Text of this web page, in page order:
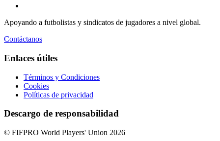
Apoyando a futbolistas y sindicatos de jugadores a nivel global.
Contáctanos
Enlaces útiles
Términos y Condiciones
Cookies
Políticas de privacidad
Descargo de responsabilidad
© FIFPRO World Players' Union 2026